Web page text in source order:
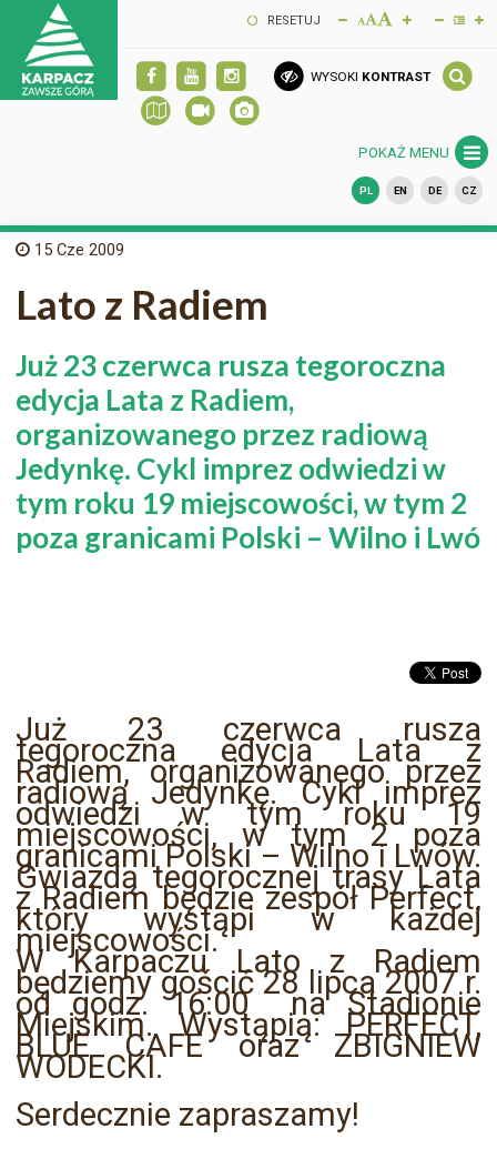
RESETUJ
WYSOKI KONTRAST
POKAŻ MENU
PL EN DE CZ
15 Cze 2009
Lato z Radiem
Już 23 czerwca rusza tegoroczna
edycja Lata z Radiem,
organizowanego przez radiową
Jedynkę. Cykl imprez odwiedzi w
tym roku 19 miejscowości, w tym 2
poza granicami Polski – Wilno i Lwó
Już 23 czerwca rusza
tegoroczna edycja Lata z
Radiem, organizowanego przez
radiową Jedynkę. Cykl imprez
odwiedzi w tym roku 19
miejscowości, w tym 2 poza
granicami Polski – Wilno i Lwów.
Gwiazdą tegorocznej trasy Lata
z Radiem będzie zespół Perfect,
który wystąpi w każdej
miejscowości.
W Karpaczu Lato z Radiem
będziemy gościć 28 lipca 2007 r.
od godz. 16:00 na Stadionie
Miejskim. Wystąpią: PERFECT,
BLUE CAFE oraz ZBIGNIEW
WODECKI.
Serdecznie zapraszamy!